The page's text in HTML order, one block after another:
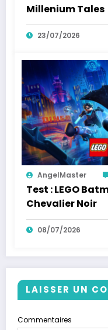
Millenium Tales
23/07/2026
AngelMaster
Test : LEGO
Chevalier Noir
08/07/2026
LAISSER UN
Commentaires